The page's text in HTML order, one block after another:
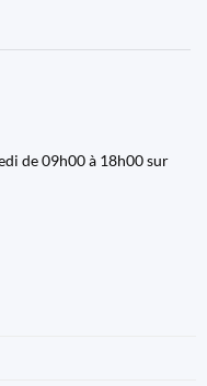
de 09h00 à 18h00 sur